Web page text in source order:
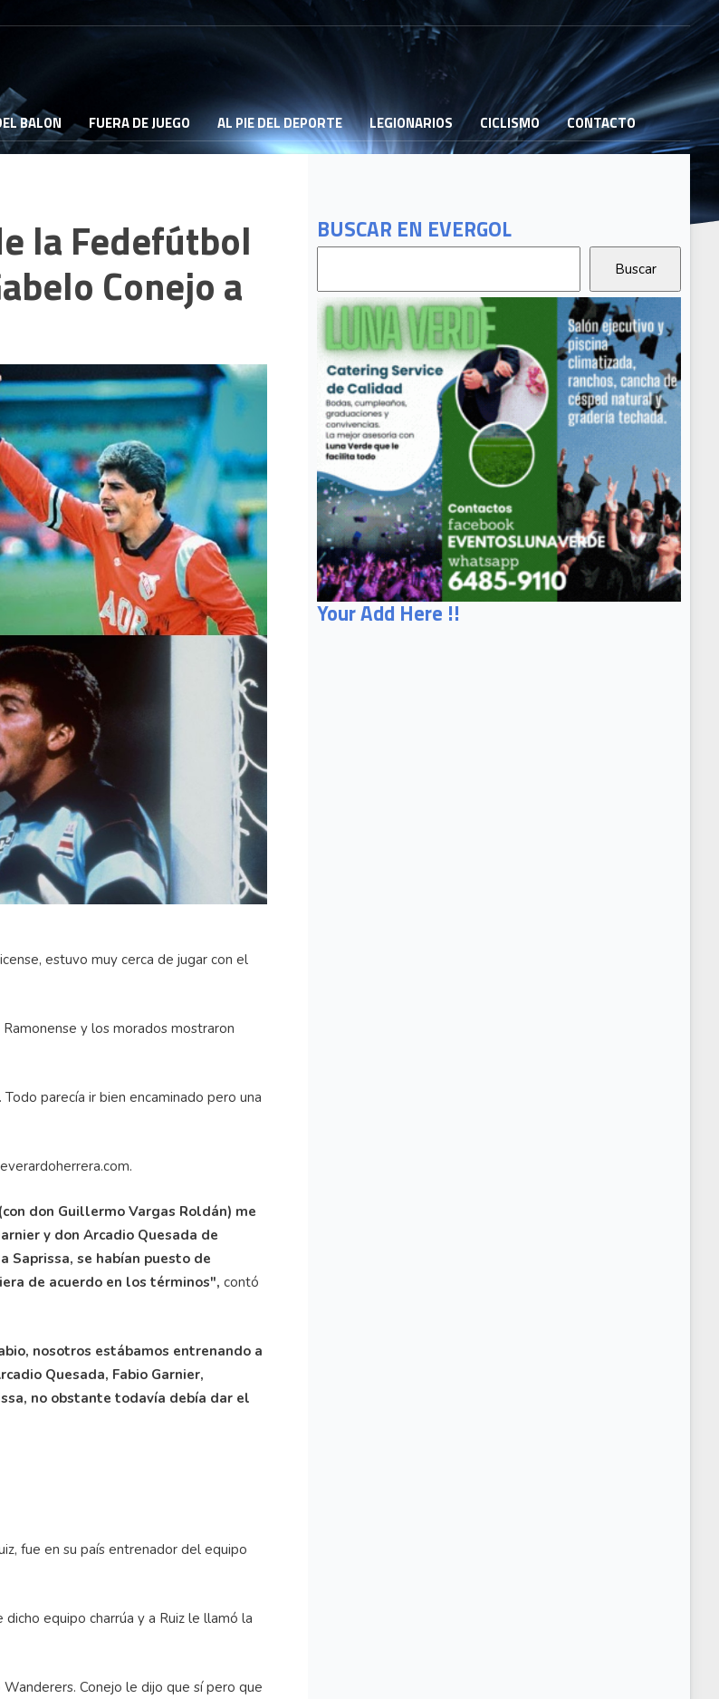
BALON FUERA DE JUEGO AL PIE DEL DEPORTE LEGIONARIOS CICLISMO CONTACTO
BUSCAR EN EVERGOL
Your Add Here !!
la Fedefútbol
Conejo a
estuvo muy cerca de jugar con el
y los morados mostraron
parecía ir bien encaminado pero una
don Guillermo Vargas Roldán) me
y don Arcadio Quesada de
Saprissa, se habían puesto de
de acuerdo en los términos", contó
nosotros estábamos entrenando a
Quesada, Fabio Garnier,
no obstante todavía debía dar el
fue en su país entrenador del equipo
equipo charrúa y a Ruiz le llamó la
Conejo le dijo que sí pero que